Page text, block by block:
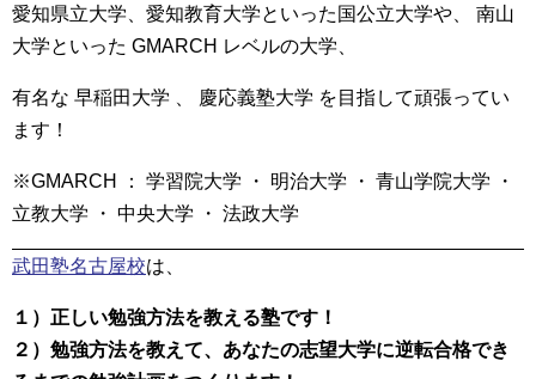
愛知県立大学、愛知教育大学といった国公立大学や、 南山
大学といった GMARCH レベルの大学、
有名な 早稲田大学 、 慶応義塾大学 を目指して頑張ってい
ます！
※GMARCH ： 学習院大学 ・ 明治大学 ・ 青山学院大学 ・
立教大学 ・ 中央大学 ・ 法政大学
武田塾名古屋校は、
１）正しい勉強方法を教える塾です！
２）勉強方法を教えて、あなたの志望大学に逆転合格でき